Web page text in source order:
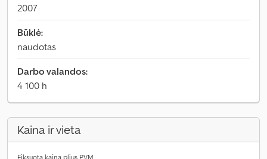
2007
Būklė:
naudotas
Darbo valandos:
4 100 h
Kaina ir vieta
Fiksuota kaina plius PVM